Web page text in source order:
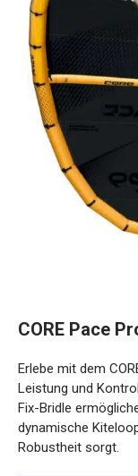
Leistung und
der Fix-Bridle
dynamische
für Robustheit